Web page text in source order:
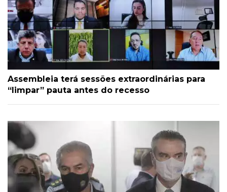
Assembleia terá sessões extraordinárias para
“limpar” pauta antes do recesso